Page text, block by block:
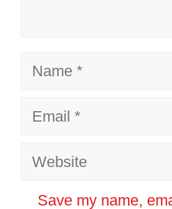
Name
Email
Website
Save my name,